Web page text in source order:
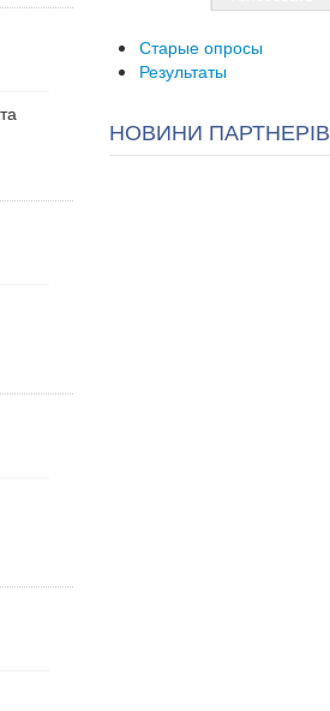
Старые опросы
Результаты
НОВИНИ ПАРТНЕРІВ